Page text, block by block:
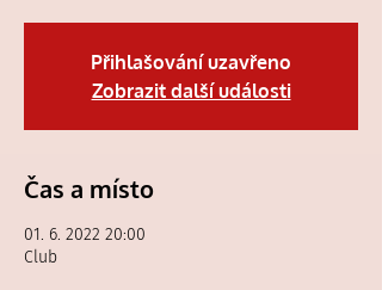
Přihlašování uzavřeno
Zobrazit další události
Čas a místo
01. 6. 2022 20:00
Club